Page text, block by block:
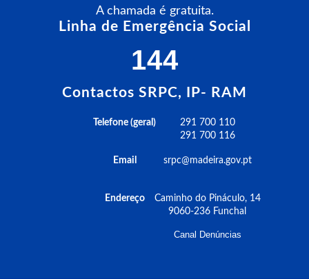
A chamada é gratuita.
Linha de Emergência Social
144
Contactos SRPC, IP- RAM
Telefone (geral)
Email
Endereço
291 700 110
291 700 116
srpc@madeira.gov.pt
Caminho do Pináculo, 14
9060-236 Funchal
Canal Denúncias